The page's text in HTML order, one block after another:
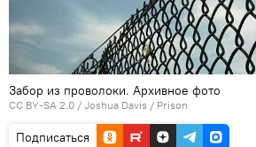
Забор из проволоки. Архивное фото
CC BY-SA 2.0 / Joshua Davis / Prison
Подписаться